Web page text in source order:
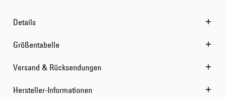
Details
Größentabelle
Versand & Rücksendungen
Hersteller-Informationen